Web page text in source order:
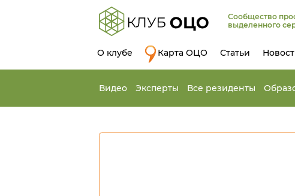
Сообщество
выделенного
О клубе Карта ОЦО Статьи
Видео Эксперты Все резиденты